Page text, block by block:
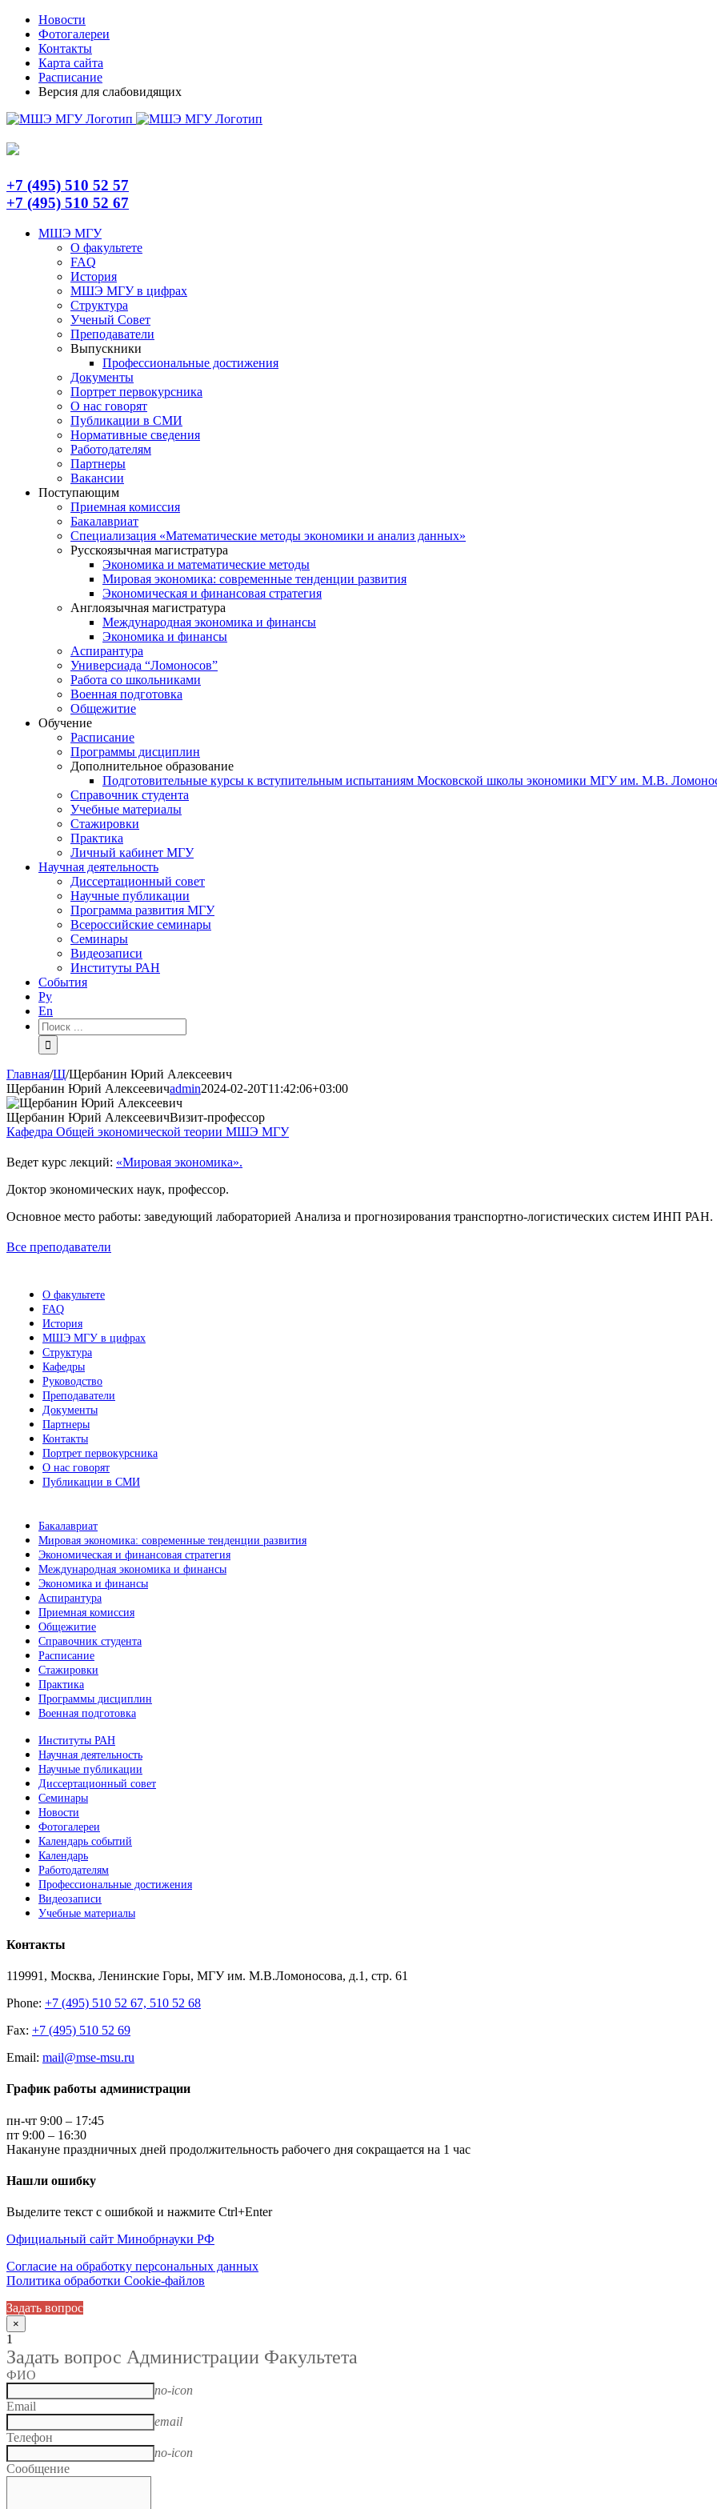
Skip
content
TelegramНовости
Фотогалереи
Контакты
Карта сайта
Расписание
Версия для слабовидящих
+7 (495) 510 52 57
+7 (495) 510 52 67
МШЭ МГУ
О факультете
FAQ
История
МШЭ МГУ в цифрах
Структура
Ученый Совет
Преподаватели
Выпускники
Профессиональные достижения
Документы
Портрет первокурсника
О нас говорят
Публикации в СМИ
Нормативные сведения
Работодателям
Партнеры
Вакансии
Поступающим
Приемная комиссия
Бакалавриат
Специализация «Математические методы экономики и анализ данных»
Русскоязычная магистратура
Экономика и математические методы
Мировая экономика: современные тенденции развития
Экономическая и финансовая стратегия
Англоязычная магистратура
Международная экономика и финансы
Экономика и финансы
Аспирантура
Универсиада “Ломоносов”
Работа со школьниками
Военная подготовка
Общежитие
Обучение
Расписание
Программы дисциплин
Дополнительное образование
Подготовительные курсы к вступительным испытаниям Московской школы экономики МГУ им. М.В.
Справочник студента
Учебные материалы
Стажировки
Практика
Личный кабинет МГУ
Научная деятельность
Диссертационный совет
Научные публикации
Программа развития МГУ
Всероссийские семинары
Семинары
Видеозаписи
Институты РАН
События
Ру
En
Результат
поиска:
Главная/Щ/Щербанин Юрий Алексеевич
Щербанин Юрий Алексеевичadmin2024-02-20T11:42:06+03:00
Щербанин Юрий АлексеевичВизит-профессор
Кафедра Общей экономической теории МШЭ МГУ
Ведет курс лекций: «Мировая экономика».
Доктор экономических наук, профессор.
Основное место работы: заведующий лабораторией Анализа и прогнозирования транспортно-логистических систем ИНП РАН.
Все преподаватели
О факультете
FAQ
История
МШЭ МГУ в цифрах
Структура
Кафедры
Руководство
Преподаватели
Документы
Партнеры
Контакты
Портрет первокурсника
О нас говорят
Публикации в СМИ
Бакалавриат
Мировая экономика: современные тенденции развития
Экономическая и финансовая стратегия
Международная экономика и финансы
Экономика и финансы
Аспирантура
Приемная комиссия
Общежитие
Справочник студента
Расписание
Стажировки
Практика
Программы дисциплин
Военная подготовка
Институты РАН
Научная деятельность
Научные публикации
Диссертационный совет
Семинары
Новости
Фотогалереи
Календарь событий
Календарь
Работодателям
Профессиональные достижения
Видеозаписи
Учебные материалы
Контакты
119991, Москва, Ленинские Горы, МГУ им. М.В.Ломоносова, д.1, стр. 61
Phone: +7 (495) 510 52 67, 510 52 68
Fax: +7 (495) 510 52 69
Email: mail@mse-msu.ru
График работы администрации
пн-чт 9:00 – 17:45
пт 9:00 – 16:30
Накануне праздничных дней продолжительность рабочего дня сокращается на 1 час
Нашли ошибку
Выделите текст с ошибкой и нажмите Ctrl+Enter
Официальный сайт Минобрнауки РФ
Согласие на обработку персональных данных
Политика обработки Cookie-файлов
Задать вопрос
×
1
Задать вопрос Администрации Факультета
ФИО
no-icon
Email
email
Телефон
no-icon
Сообщение